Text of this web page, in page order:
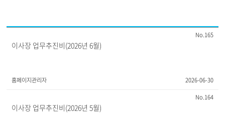
황 원회
165
이사장 업무추진비(2026년 6월)
홈페이지관리자
2026-06-30
164
이사장 업무추진비(2026년 5월)